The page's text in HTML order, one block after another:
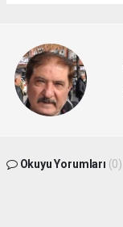
Okuyu Yorumları (0)